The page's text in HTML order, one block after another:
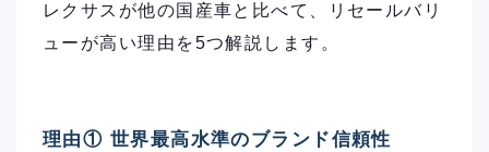
レクサスが他の国産車と比べて、リセールバリ
ューが高い理由を5つ解説します。
理由① 世界最高水準のブランド信頼性